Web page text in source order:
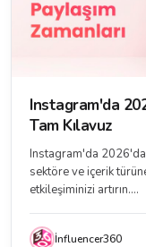
Instagram'da
Tam Kılavuz
Instagram'da 2026'da
sektöre ve içerik
etkileşiminizi artırın....
İnfluencer360